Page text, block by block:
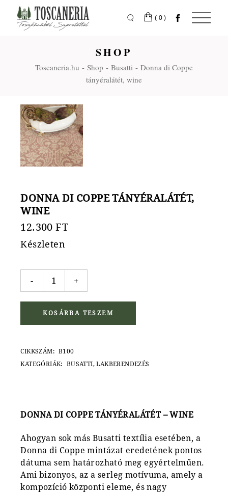
content
(0)
SHOP
Toscaneria.hu Shop Busatti
Donna di Coppe
tányéralátét, wine
DONNA DI COPPE TÁNYÉRALÁTÉT,
WINE
12.300FT
Készleten
Donna di Coppe tányéralátét, wine quantity
- +
KOSÁRBA TESZEM
CIKKSZÁM: B100
KATEGÓRIÁK:
BUSATTI,LAKBERENDEZÉS
DONNA DI COPPE TÁNYÉRALÁTÉT – WINE
Ahogyan sok más Busatti textília esetében, a
Donna di Coppe mintázat eredetének pontos
dátuma sem határozható meg egyértelműen.
Ami bizonyos, az a serleg motívuma, amely a
kompozíció központi eleme, és nagy